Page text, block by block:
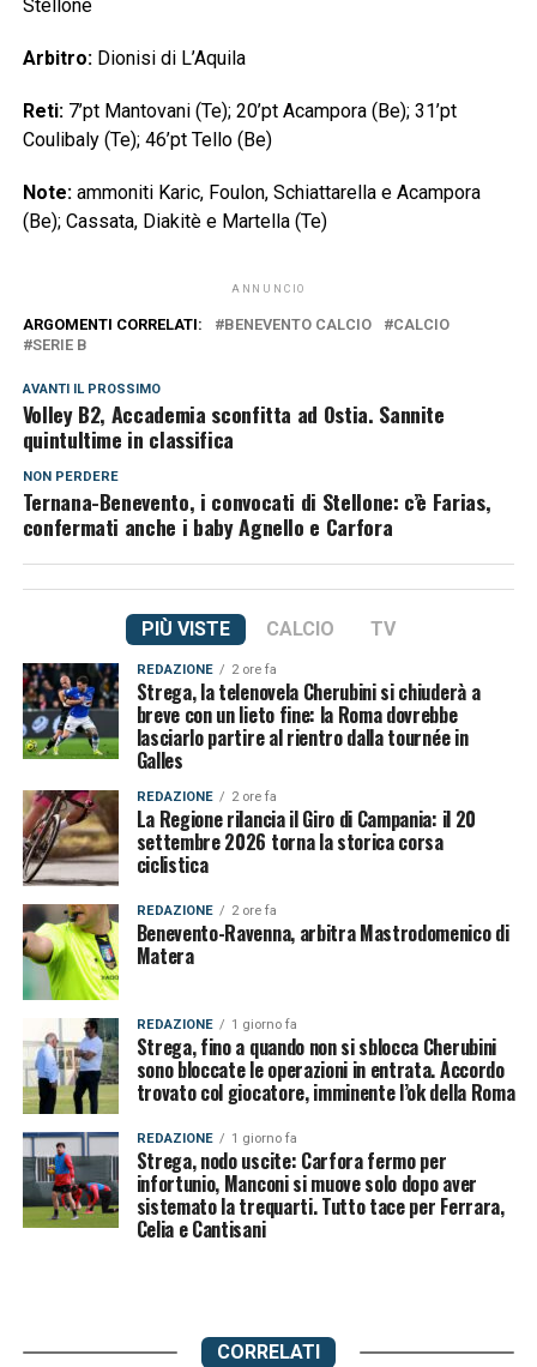
Stellone
Arbitro:Dionisi di L’Aquila
Reti:7’pt Mantovani (Te); 20’pt Acampora (Be); 31’pt
Coulibaly (Te); 46’pt Tello (Be)
Note:ammoniti Karic, Foulon, Schiattarella e Acampora
(Be); Cassata, Diakitè e Martella (Te)
ANNUNCIO
ARGOMENTI CORRELATI: BENEVENTO CALCIO
CALCIO
SERIE B
AVANTI IL ​​PROSSIMO
Volley B2, Accademia sconfitta ad Ostia. Sannite
quintultime in classifica
NON PERDERE
Ternana-Benevento, i convocati di Stellone: c’è Farias,
confermati anche i baby Agnello e Carfora
PIÙ VISTE CALCIO TV
REDAZIONE 2 ore fa
Strega, la telenovela Cherubini si chiuderà a
breve con un lieto fine: la Roma dovrebbe
lasciarlo partire al rientro dalla tournée in
Galles
REDAZIONE 2 ore fa
La Regione rilancia il Giro di Campania: il 20
settembre 2026 torna la storica corsa
ciclistica
REDAZIONE 2 ore fa
Benevento-Ravenna, arbitra Mastrodomenico di
Matera
REDAZIONE 1 giorno fa
Strega, fino a quando non si sblocca Cherubini
sono bloccate le operazioni in entrata. Accordo
trovato col giocatore, imminente l’ok della Roma
REDAZIONE 1 giorno fa
Strega, nodo uscite: Carfora fermo per
infortunio, Manconi si muove solo dopo aver
sistemato la trequarti. Tutto tace per Ferrara,
Celia e Cantisani
CORRELATI